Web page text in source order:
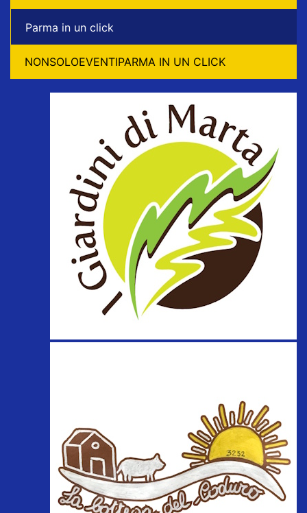
Parma in un click
NONSOLOEVENTIPARMA IN UN CLICK